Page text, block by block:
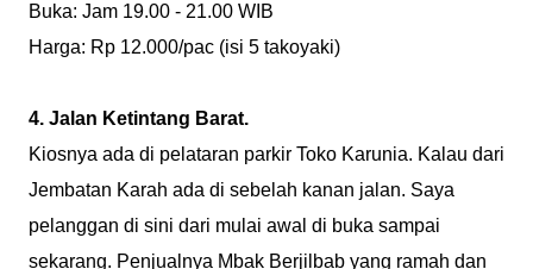
Buka: Jam 19.00 - 21.00 WIB
Harga: Rp 12.000/pac (isi 5 takoyaki)
4. Jalan Ketintang Barat.
Kiosnya ada di pelataran parkir Toko Karunia. Kalau dari
Jembatan Karah ada di sebelah kanan jalan. Saya
pelanggan di sini dari mulai awal di buka sampai
sekarang. Penjualnya Mbak Berjilbab yang ramah dan